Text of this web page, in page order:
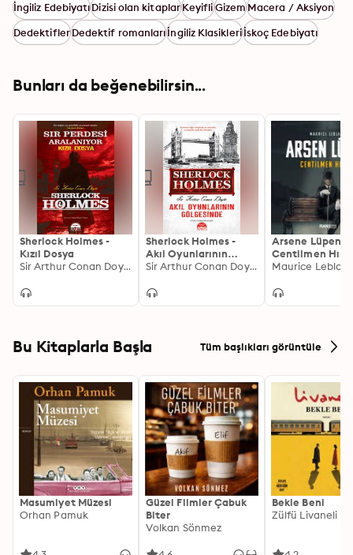
İngiliz EdebiyatıDizisi olan kitaplarKeyifliGizemMacera / Aksiyon
DedektiflerDedektif romanlarıİngiliz Klasikleriİskoç Edebiyatı
Bunları da beğenebilirsin...
Sherlock Holmes -
Kızıl Dosya
Sir Arthur Conan Doyle
Sherlock Holmes -
Akıl Oyunlarının
Gölgesinde
Sir Arthur Conan Doyle
Arsene Lüpen -
Centilmen
Maurice
Bu Kitaplarla Başla Tüm başlıkları görüntüle
Masumiyet Müzesi
Orhan Pamuk
Güzel Filmler Çabuk
Biter
Volkan Sönmez
Bekle Beni
Zülfü Livaneli